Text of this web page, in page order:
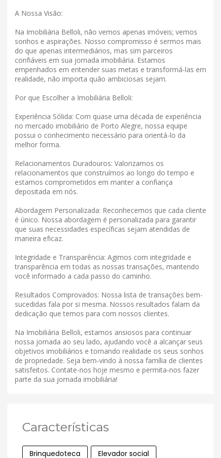
A Nossa Visão:
Na Imobiliária Belloli, não vemos apenas imóveis; vemos
sonhos e aspirações. Nosso compromisso é sermos mais
do que apenas intermediários, mas sim parceiros
confiáveis ​​em sua jornada imobiliária. Estamos
empenhados em entender suas metas e transformá-las em
realidade, não importa quão ambiciosas sejam.
Por que Escolher a Imobiliária Belloli:
Experiência Sólida: Com quase uma década de experiência
no mercado imobiliário de Porto Alegre, nossa equipe
possui o conhecimento necessário para orientá-lo da
melhor forma.
Relacionamentos Duradouros: Valorizamos os
relacionamentos que construímos ao longo do tempo e
estamos comprometidos em manter a confiança
depositada em nós.
Abordagem Personalizada: Reconhecemos que cada cliente
é único. Nossa abordagem é personalizada para garantir
que suas necessidades específicas sejam atendidas de
maneira eficaz.
Integridade e Transparência: Agimos com integridade e
transparência em todas as nossas transações, mantendo
você informado a cada passo do caminho.
Resultados Comprovados: Nossa lista de transações bem-
sucedidas fala por si mesma. Nossos resultados falam da
dedicação que temos para com nossos clientes.
Na Imobiliária Belloli, estamos ansiosos para continuar
nossa jornada ao seu lado, ajudando você a alcançar seus
objetivos imobiliários e tornando realidade os seus sonhos
de propriedade. Seja bem-vindo à nossa família de clientes
satisfeitos. Contate-nos hoje mesmo e permita-nos fazer
parte da sua jornada imobiliária!
Características
Brinquedoteca Elevador social